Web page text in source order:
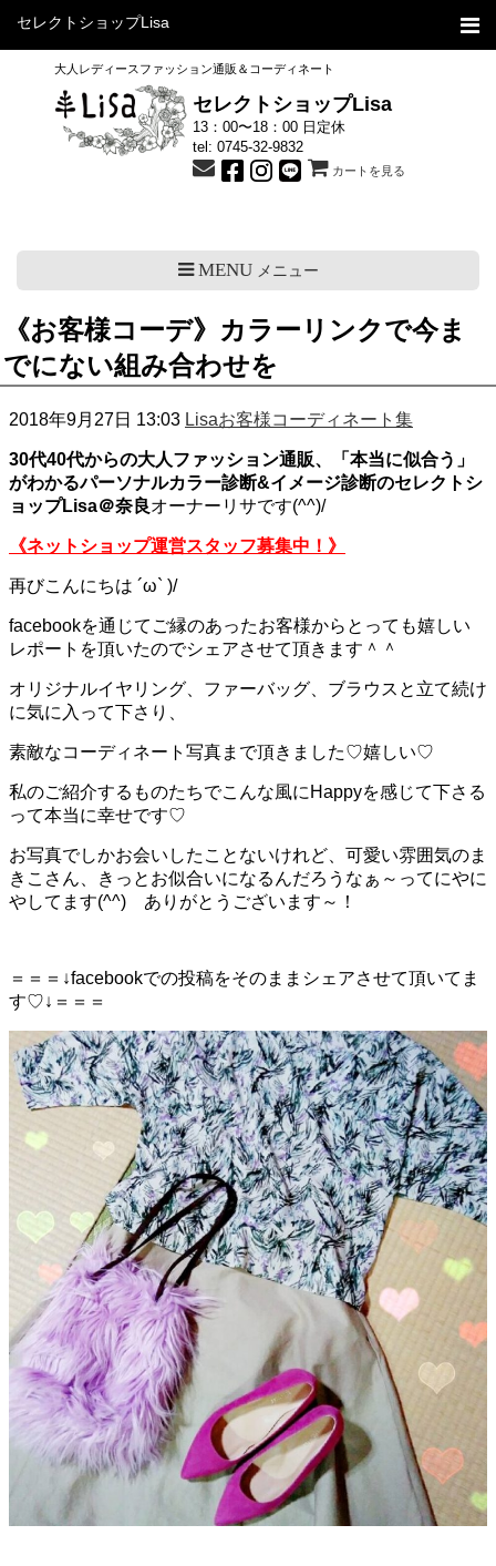
セレクトショップLisa
大人レディースファッション通販＆コーディネート
セレクトショップLisa
13：00〜18：00 日定休
tel: 0745-32-9832
カートを見る
MENUメニュー
《お客様コーデ》カラーリンクで今ま
でにない組み合わせを
2018年9月27日 13:03 Lisaお客様コーディネート集
30代40代からの大人ファッション通販、
「本当に似合う」
がわかるパーソナルカラー診断&イメージ診断のセレクトシ
ョップLisa＠奈良オーナーリサです(^^)/
《ネットショップ運営スタッフ募集中！》
再びこんにちは ´ω` )/
facebookを通じてご縁のあったお客様からとっても嬉しい
レポートを頂いたのでシェアさせて頂きます＾＾
オリジナルイヤリング、ファーバッグ、ブラウスと立て続け
に気に入って下さり、
素敵なコーディネート写真まで頂きました♡嬉しい♡
私のご紹介するものたちでこんな風にHappyを感じて下さる
って本当に幸せです♡
お写真でしかお会いしたことないけれど、可愛い雰囲気のま
きこさん、きっとお似合いになるんだろうなぁ～ってにやに
やしてます(^^) ありがとうございます～！
＝＝＝↓facebookでの投稿をそのままシェアさせて頂いてま
す♡↓＝＝＝